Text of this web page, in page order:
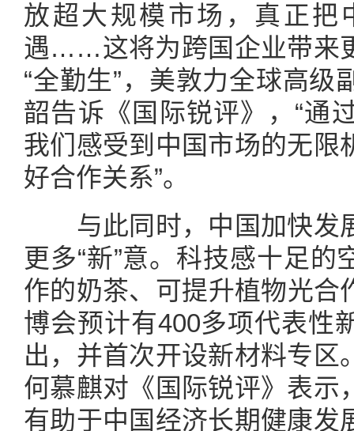
放超大规模市场，真正把
遇……这将为跨国企业带来
“全勤生”，美敦力全球高
韶告诉《国际锐评》，“通
我们感受到中国市场的无限
好合作关系”。
与此同时，中国加快发
更多“新”意。科技感十足
作的奶茶、可提升植物光
博会预计有400多项代表性
出，并首次开设新材料专区
何慕麒对《国际锐评》表示
有助于中国经济长期健康发